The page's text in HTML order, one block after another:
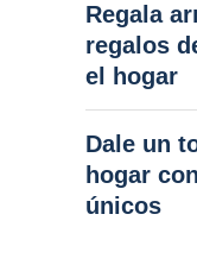
Regala
regalos
el hogar
Dale un
hogar
únicos